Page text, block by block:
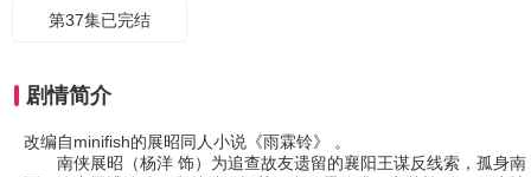
第37集已完结
剧情简介
改编自minifish的展昭同人小说《雨霖铃》 。
南侠展昭（杨洋 饰）为追查故友遗留的襄阳王谋反线索，孤身南